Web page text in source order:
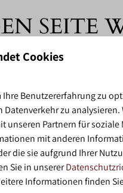
SEITE
Cookies
Ihre Benutzererfahrung zu
zu
unseren Partnern für
mit anderen
die sie aufgrund Ihrer
Sie in unserer
Informationen finden